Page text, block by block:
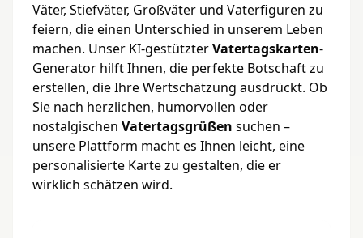
Väter, Stiefväter, Großväter und Vaterfiguren zu
feiern, die einen Unterschied in unserem Leben
machen. Unser KI-gestützterVatertagskarten-
Generator hilft Ihnen, die perfekte Botschaft zu
erstellen, die Ihre Wertschätzung ausdrückt. Ob
Sie nach herzlichen, humorvollen oder
nostalgischen Vatertagsgrüßen suchen –
unsere Plattform macht es Ihnen leicht, eine
personalisierte Karte zu gestalten, die er
wirklich schätzen wird.